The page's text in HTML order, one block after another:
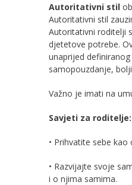
Autoritativni stil
Autoritativni stil
Autoritativni roditelji
djetetove potrebe.
unaprijed
samopouzdanje,
Važno je imati na
Savjeti za roditelje:
• Prihvatite sebe
• Razvijajte svoje
i o njima samima.